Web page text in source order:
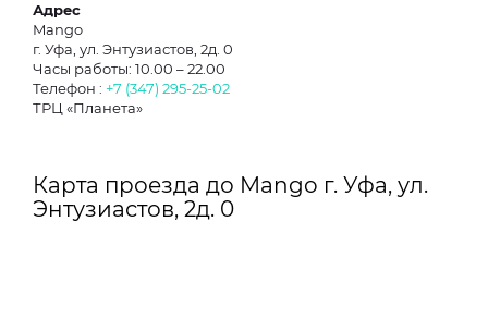
Адрес
Mango
г. Уфа, ул. Энтузиастов, 2д. 0
Часы работы: 10.00 – 22.00
Телефон : +7 (347) 295-25-02
ТРЦ «Планета»
Карта проезда до Mango г. Уфа, ул.
Энтузиастов, 2д. 0